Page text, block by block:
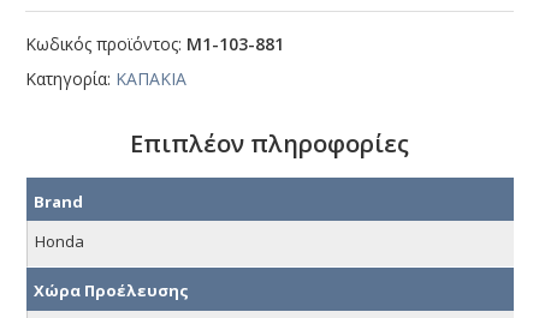
Κωδικός προϊόντος: Μ1-103-881
Κατηγορία: ΚΑΠΑΚΙΑ
Επιπλέον πληροφορίες
Brand
Honda
Χώρα Προέλευσης